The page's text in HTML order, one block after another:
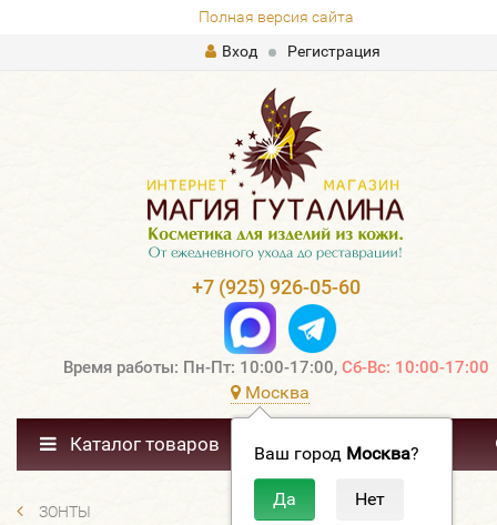
Полная версия сайта
Вход
Регистрация
+7 (925) 926-05-60
Время работы: Пн-Пт: 10:00-17:00, Сб-Вс: 10:00-17:00
Москва
Ваш город Москва?
Каталог товаров
ЗОНТЫ